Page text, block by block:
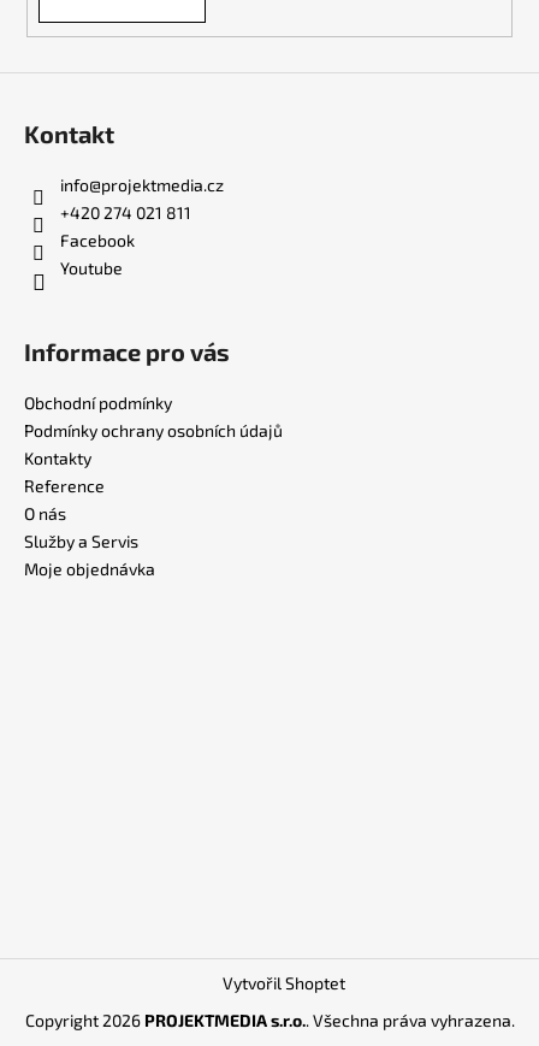
ý
p
Kontakt
info@projektmedia.cz
+420 274 021 811
Facebook
Youtube
Informace pro vás
Obchodní podmínky
Podmínky ochrany osobních údajů
Kontakty
Reference
O nás
Služby a Servis
Moje objednávka
Vytvořil Shoptet
Copyright 2026 PROJEKTMEDIA s.r.o.. Všechna práva vyhrazena.